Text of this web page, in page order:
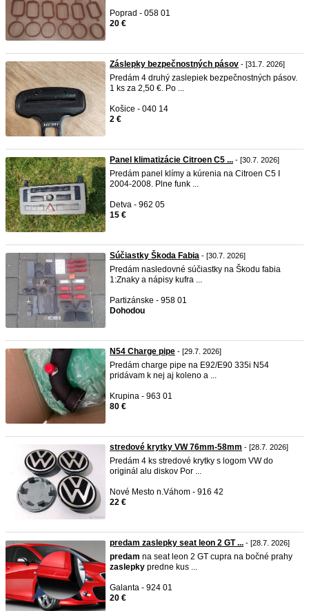
Poprad - 058 01
20 €
Záslepky bezpečnostných pásov - [31.7. 2026]
Predám 4 druhý zaslepiek bezpečnostných pásov.
1 ks za 2,50 €. Po ...
Košice - 040 14
2 €
Panel klimatizácie Citroen C5 ... - [30.7. 2026]
Predám panel klímy a kúrenia na Citroen C5 I
2004-2008. Plne funk ...
Detva - 962 05
15 €
Súčiastky Škoda Fabia - [30.7. 2026]
Predám nasledovné súčiastky na Škodu fabia
1:Znaky a nápisy kufra ...
Partizánske - 958 01
Dohodou
N54 Charge pipe - [29.7. 2026]
Predám charge pipe na E92/E90 335i N54
pridávam k nej aj koleno a ...
Krupina - 963 01
80 €
stredové krytky VW 76mm-58mm - [28.7. 2026]
Predám 4 ks stredové krytky s logom VW do
originál alu diskov Por ...
Nové Mesto n.Váhom - 916 42
22 €
predam zaslepky seat leon 2 GT ... - [28.7. 2026]
predam na seat leon 2 GT cupra na bočné prahy
zaslepky predne kus ...
Galanta - 924 01
20 €